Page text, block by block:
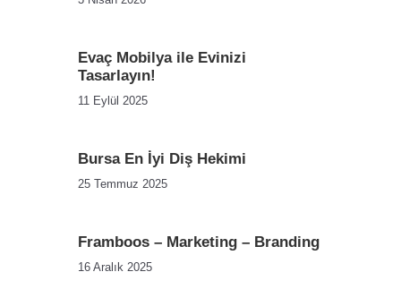
Evaç Mobilya ile Evinizi
Tasarlayın!
11 Eylül 2025
Bursa En İyi Diş Hekimi
25 Temmuz 2025
Framboos – Marketing – Branding
16 Aralık 2025